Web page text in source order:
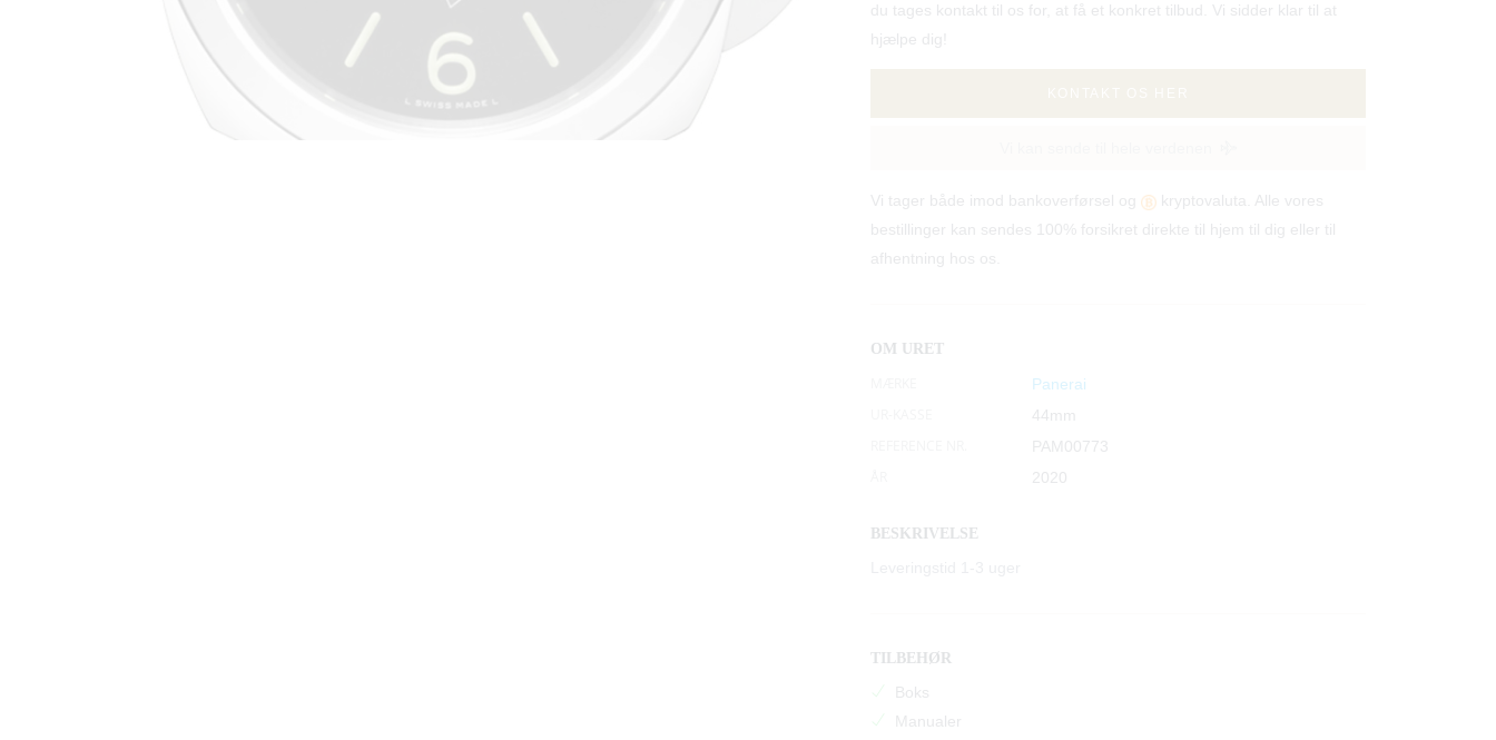
du tages kontakt til os for, at få et konkret tilbud. Vi sidder klar til at
hjælpe dig!
Vi tager både imod bankoverførsel og
kryptovaluta. Alle vores
bestillinger kan sendes 100% forsikret direkte til hjem til dig eller til
afhentning hos os.
OM URET
Panerai
44mm
PAM00773
2020
BESKRIVELSE
TILBEHØR
Boks
Manualer